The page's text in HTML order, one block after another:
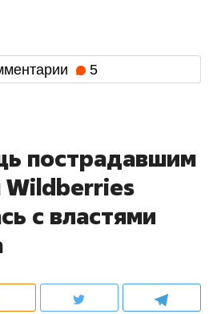
5
пострадавшим
Wildberries
с властями